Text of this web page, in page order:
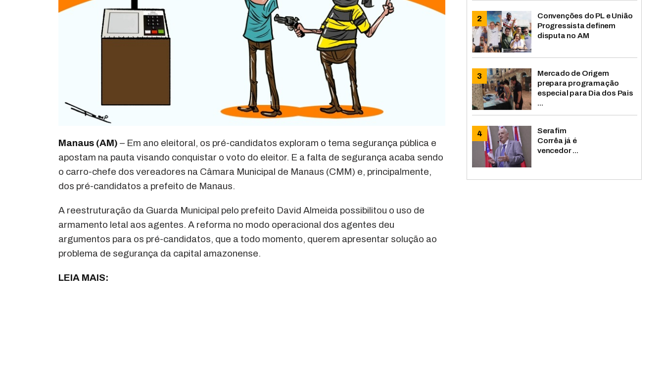
Manaus (AM) – Em ano eleitoral, os pré-candidatos exploram o tema segurança pública e
apostam na pauta visando conquistar o voto do eleitor. E a falta de segurança acaba sendo
o carro-chefe dos vereadores na Câmara Municipal de Manaus (CMM) e, principalmente,
dos pré-candidatos a prefeito de Manaus.
A reestruturação da Guarda Municipal pelo prefeito David Almeida possibilitou o uso de
armamento letal aos agentes. A reforma no modo operacional dos agentes deu
argumentos para os pré-candidatos, que a todo momento, querem apresentar solução ao
problema de segurança da capital amazonense.
LEIA MAIS:
Convenções do PL e União
Progressista definem
disputa no AM
Mercado de Origem
prepara programação
especial para Dia dos Pais
...
Serafim
Corrêa já é
vencedor ...